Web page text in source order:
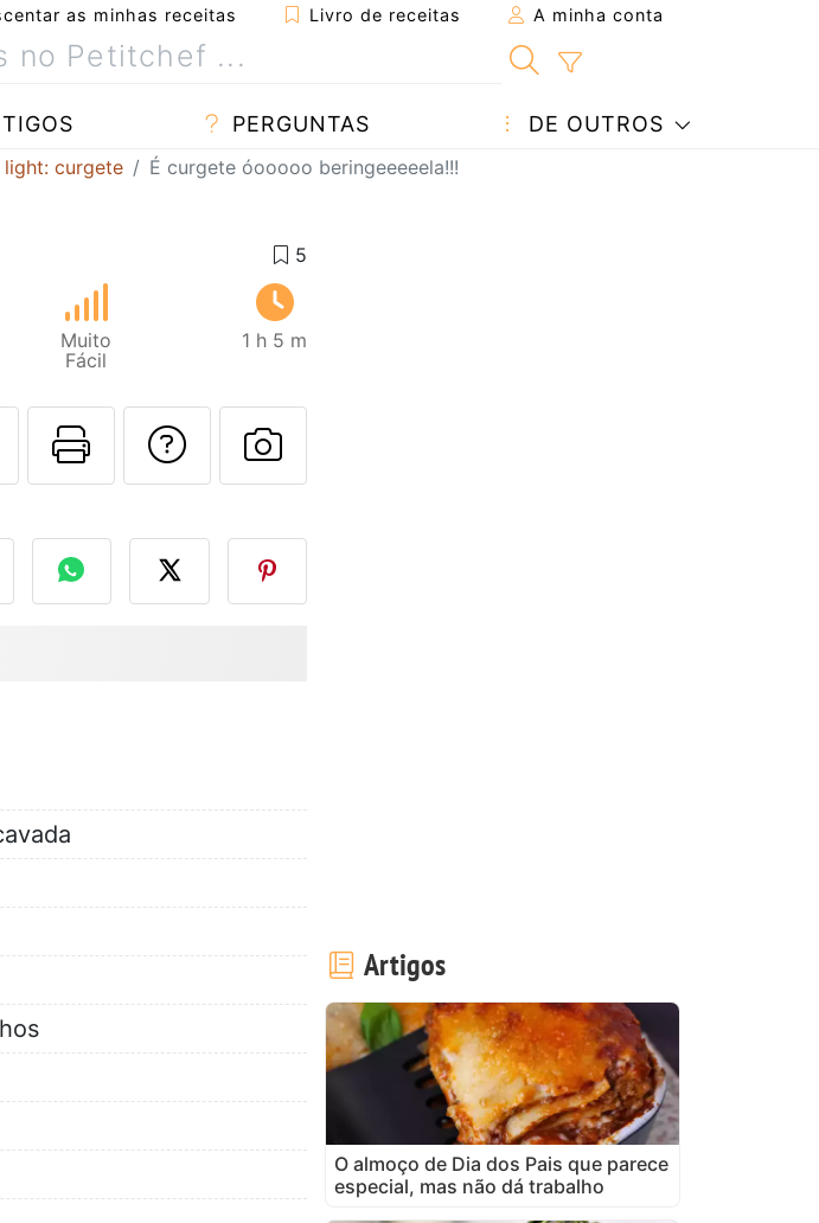
as minhas receitas Livro de receitas A minha conta
PERGUNTAS DE OUTROS
light: curgete É curgete óooooo beringeeeeela!!!
Muito
Fácil
1 h 5 m
Enviar esta receita a um amigo
Imprima esta página
Falar com o autor da receita
Fez esta receita? Compartilhe
Artigos
O almoço de Dia dos Pais que parece
especial, mas não dá trabalho